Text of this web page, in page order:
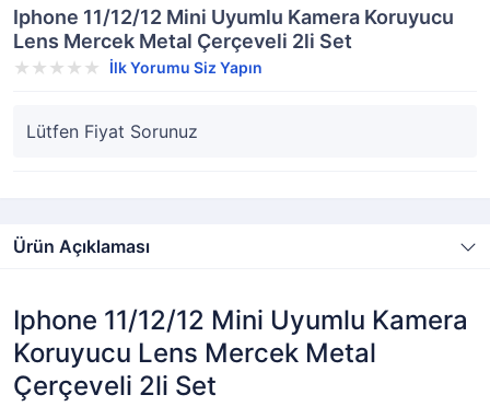
Iphone 11/12/12 Mini Uyumlu Kamera Koruyucu
Lens Mercek Metal Çerçeveli 2li Set
İlk Yorumu Siz Yapın
Lütfen Fiyat Sorunuz
Ürün Açıklaması
Iphone 11/12/12 Mini Uyumlu Kamera
Koruyucu Lens Mercek Metal
Çerçeveli 2li Set